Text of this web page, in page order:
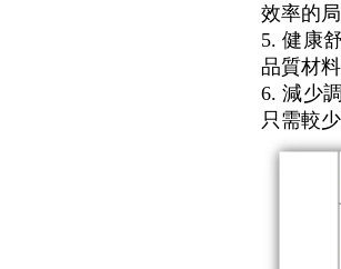
效率的
5. 健康
品質材
6. 減少
只需較